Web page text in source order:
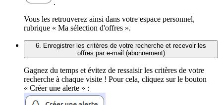
.
Vous les retrouverez ainsi dans votre espace personnel,
rubrique « Ma sélection d'offres ».
6. Enregistrer les critères de votre recherche et recevoir les
offres par e-mail (abonnement)
Gagnez du temps et évitez de ressaisir les critères de votre
recherche à chaque visite ! Pour cela, cliquez sur le bouton
« Créer une alerte » :